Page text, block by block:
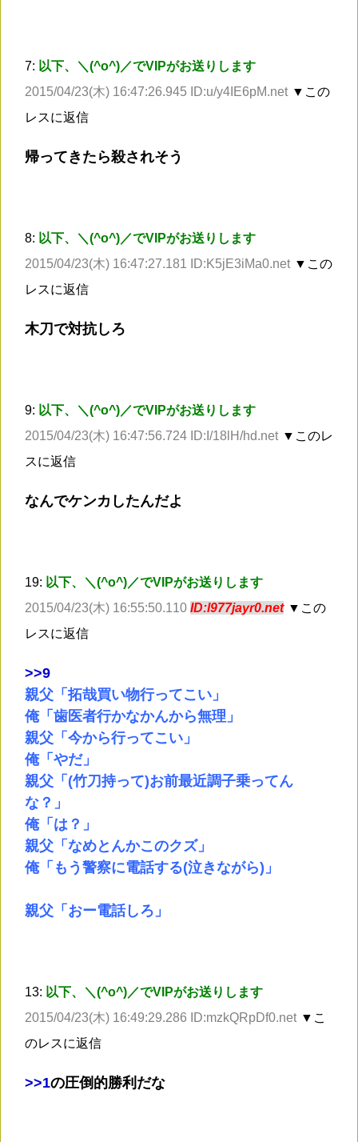
7: 以下、＼(^o^)／でVIPがお送りします
2015/04/23(木) 16:47:26.945 ID:u/y4IE6pM.net ▼この
レスに返信
帰ってきたら殺されそう
8: 以下、＼(^o^)／でVIPがお送りします
2015/04/23(木) 16:47:27.181 ID:K5jE3iMa0.net ▼この
レスに返信
木刀で対抗しろ
9: 以下、＼(^o^)／でVIPがお送りします
2015/04/23(木) 16:47:56.724 ID:I/18lH/hd.net ▼このレ
スに返信
なんでケンカしたんだよ
19: 以下、＼(^o^)／でVIPがお送りします
2015/04/23(木) 16:55:50.110 ID:l977jayr0.net ▼この
レスに返信
>>9
親父「拓哉買い物行ってこい」
俺「歯医者行かなかんから無理」
親父「今から行ってこい」
俺「やだ」
親父「(竹刀持って)お前最近調子乗ってん
な？」
俺「は？」
親父「なめとんかこのクズ」
俺「もう警察に電話する(泣きながら)」
親父「おー電話しろ」
13: 以下、＼(^o^)／でVIPがお送りします
2015/04/23(木) 16:49:29.286 ID:mzkQRpDf0.net ▼こ
のレスに返信
>>1の圧倒的勝利だな